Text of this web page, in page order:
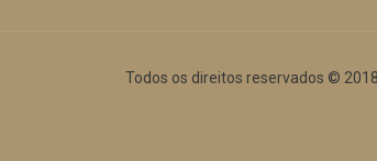
Todos os direitos reservados ©